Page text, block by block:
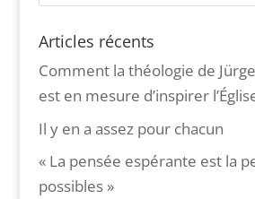
Articles récents
Comment la théologie de
est en mesure d’inspirer
Il y en a assez pour chacun
« La pensée espérante est la
possibles »